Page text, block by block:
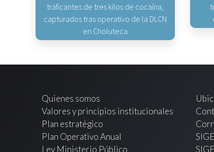
traficantes de tres kilos de cocaína,
capturados tras operativo de la DLCN
en Choluteca
Quienes somos
Valores y principios institucionales
Plan estratégico
Plan Operativo Anual
Ley Ministerio Público